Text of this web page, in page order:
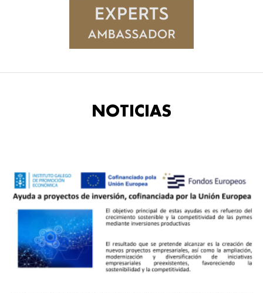
NOTICIAS